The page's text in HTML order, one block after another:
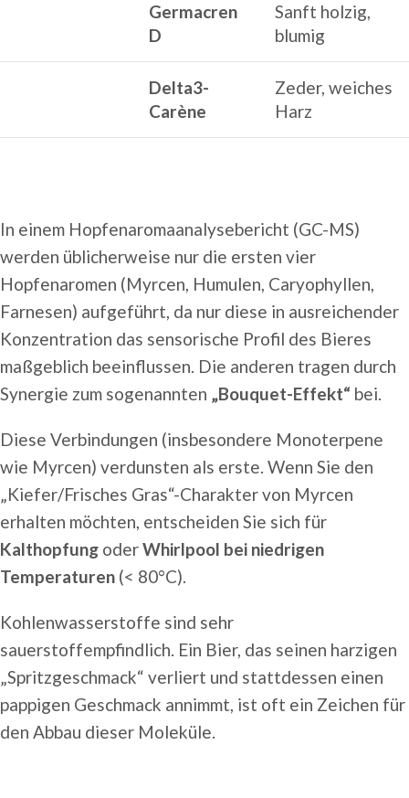
Germacren
D
Sanft holzig,
blumig
Delta3-
Carène
Zeder, weiches
Harz
In einem Hopfenaromaanalysebericht (GC-MS)
werden üblicherweise nur die ersten vier
Hopfenaromen (Myrcen, Humulen, Caryophyllen,
Farnesen) aufgeführt, da nur diese in ausreichender
Konzentration das sensorische Profil des Bieres
maßgeblich beeinflussen. Die anderen tragen durch
Synergie zum sogenannten „Bouquet-Effekt“ bei.
Diese Verbindungen (insbesondere Monoterpene
wie Myrcen) verdunsten als erste. Wenn Sie den
„Kiefer/Frisches Gras“-Charakter von Myrcen
erhalten möchten, entscheiden Sie sich für
Kalthopfung oderWhirlpool bei niedrigen
Temperaturen (< 80°C).
Kohlenwasserstoffe sind sehr
sauerstoffempfindlich. Ein Bier, das seinen harzigen
„Spritzgeschmack“ verliert und stattdessen einen
pappigen Geschmack annimmt, ist oft ein Zeichen für
den Abbau dieser Moleküle.